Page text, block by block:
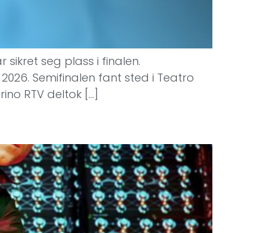
sikret seg plass i finalen.
Semifinalen fant sted i Teatro
RTV deltok […]